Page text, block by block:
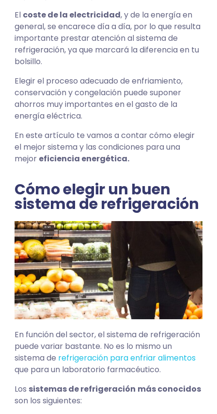
El coste de la electricidad, y de la energía en
general, se encarece día a día, por lo que resulta
importante prestar atención al sistema de
refrigeración, ya que marcará la diferencia en tu
bolsillo.
Elegir el proceso adecuado de enfriamiento,
conservación y congelación puede suponer
ahorros muy importantes en el gasto de la
energía eléctrica.
En este artículo te vamos a contar cómo elegir
el mejor sistema y las condiciones para una
mejor eficiencia energética.
Cómo elegir un buen
sistema de refrigeración
En función del sector, el sistema de refrigeración
puede variar bastante. No es lo mismo un
sistema de refrigeración para enfriar alimentos
que para un laboratorio farmacéutico.
Los sistemas de refrigeración más conocidos
son los siguientes: